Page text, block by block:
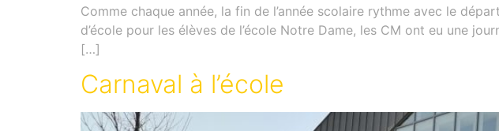
Comme chaque année, la fin de l’année scolaire rythme avec le
d’école pour les élèves de l’école Notre Dame, les CM ont eu une
[…]
Carnaval à l’école